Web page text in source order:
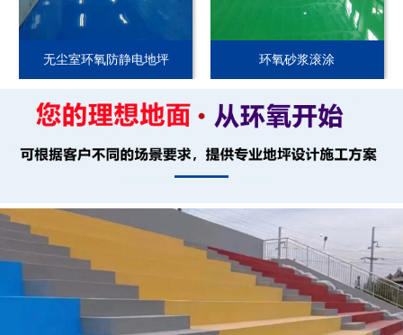
无尘室环氧防静电地坪 环氧砂浆滚涂